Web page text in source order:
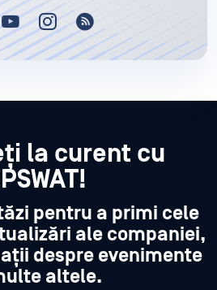
la curent cu
pentru a primi cele
ale companiei,
despre evenimente
altele.